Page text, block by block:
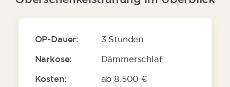
OP-Dauer:
3 Stunden
Narkose:
Dämmerschlaf
Kosten:
ab 8.500 €